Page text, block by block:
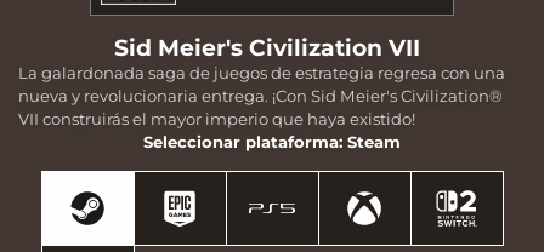
Sid Meier's Civilization VII
La galardonada saga de juegos de estrategia regresa con una
nueva y revolucionaria entrega. ¡Con Sid Meier's Civilization®
VII construirás el mayor imperio que haya existido!
Seleccionar plataforma: Steam